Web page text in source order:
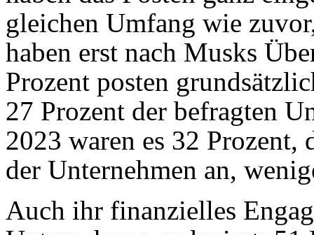
gleichen Umfang wie
haben erst nach Musks
Prozent posten
27 Prozent der befragten
2023 waren es 32 Prozent,
der Unternehmen an,
Auch ihr finanzielles